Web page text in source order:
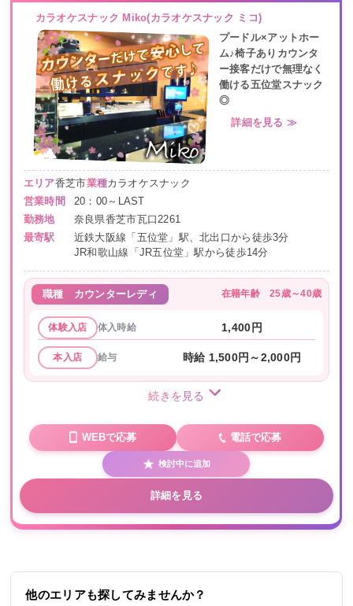
カラオケスナック Miko(カラオケスナック ミコ)
プードル×アットホー
ム♪椅子ありカウンタ
ー接客だけで無理なく
働ける五位堂スナック
◎
詳細を見る ≫
エリア香芝市業種カラオケスナック
営業時間
20：00～LAST
勤務地
奈良県香芝市瓦口2261
最寄駅
近鉄大阪線「五位堂」駅、北出口から徒歩3分
JR和歌山線「JR五位堂」駅から徒歩14分
職種 カウンターレディ 在籍年齢25歳～40歳
体験入店 体入時給 1,400円
本入店 給与 時給 1,500円～2,000円
続きを見る
WEBで応募 電話で応募
検討中に追加
詳細を見る
他のエリアも探してみませんか？